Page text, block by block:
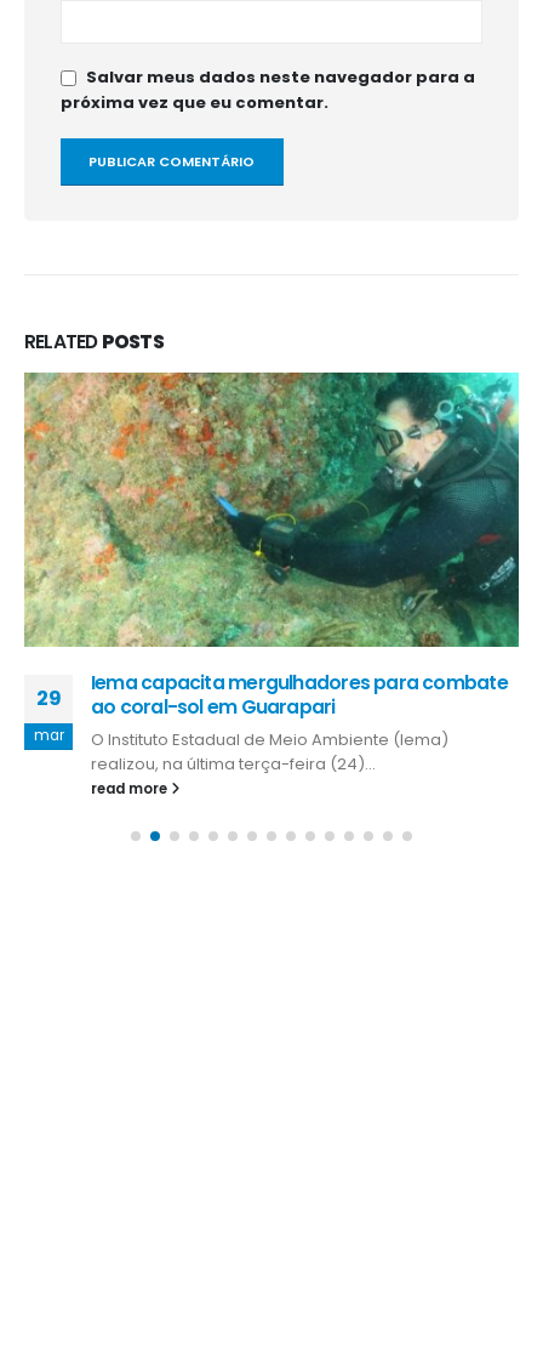
Salvar meus dados neste navegador para a
próxima vez que eu comentar.
RELATEDPOSTS
29
mar
Iema capacita mergulhadores para combate
ao coral-sol em Guarapari
O Instituto Estadual de Meio Ambiente (Iema)
realizou, na última terça-feira (24)...
read more